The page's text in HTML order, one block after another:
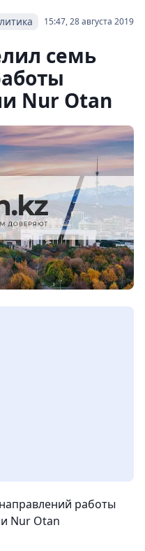
15:47, 28 августа 2019
семь
Nur Otan
работы
Nur Otan